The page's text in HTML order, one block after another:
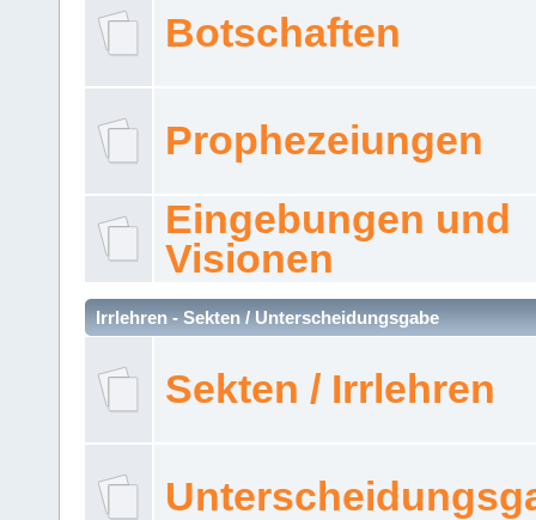
Botschaften
Prophezeiungen
Eingebungen und
Visionen
Irrlehren - Sekten / Unterscheidungsgabe
Sekten / Irrlehren